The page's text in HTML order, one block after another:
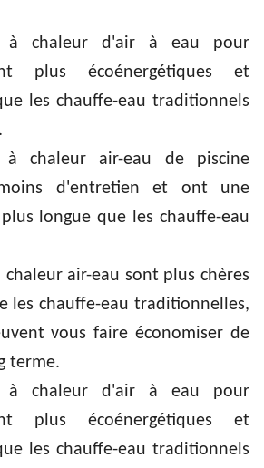
à chaleur d'air à eau pour
plus écoénergétiques et
les chauffe-eau traditionnels
à chaleur air-eau de piscine
d'entretien et ont une
longue que les chauffe-eau
chaleur air-eau sont plus chères
les chauffe-eau traditionnelles,
vous faire économiser de
terme.
à chaleur d'air à eau pour
plus écoénergétiques et
les chauffe-eau traditionnels